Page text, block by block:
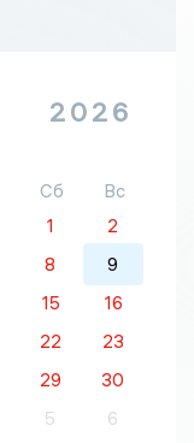
2026
Сб
Вс
1
2
8
9
15
16
22
23
29
30
5 6